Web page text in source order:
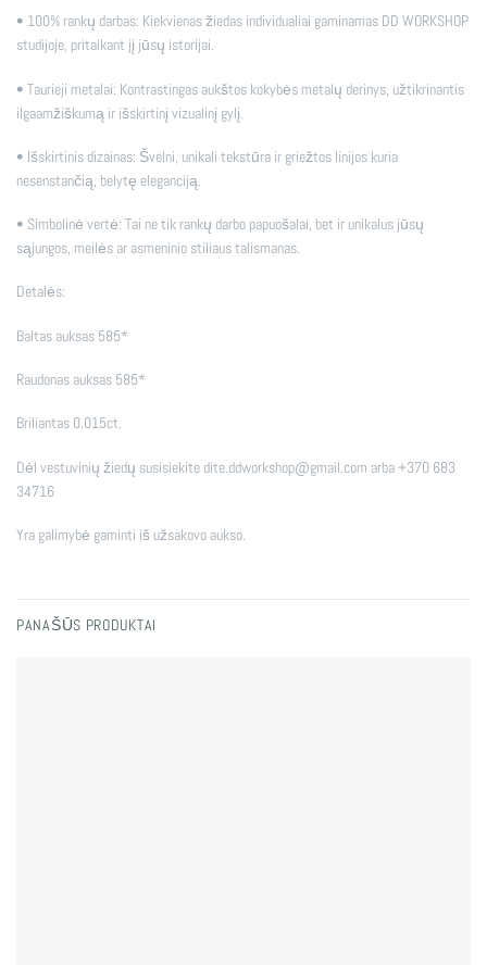
• 100% rankų darbas: Kiekvienas žiedas individualiai gaminamas DD WORKSHOP
studijoje, pritaikant jį jūsų istorijai.
• Taurieji metalai: Kontrastingas aukštos kokybės metalų derinys, užtikrinantis
ilgaamžiškumą ir išskirtinį vizualinį gylį.
• Išskirtinis dizainas: Švelni, unikali tekstūra ir griežtos linijos kuria
nesenstančią, belytę eleganciją.
• Simbolinė vertė: Tai ne tik rankų darbo papuošalai, bet ir unikalus jūsų
sąjungos, meilės ar asmeninio stiliaus talismanas.
Detalės:
Baltas auksas 585*
Raudonas auksas 585*
Briliantas 0.015ct.
Dėl vestuvinių žiedų susisiekite dite.ddworkshop@gmail.com arba +370 683
34716
Yra galimybė gaminti iš užsakovo aukso.
PANAŠŪS PRODUKTAI